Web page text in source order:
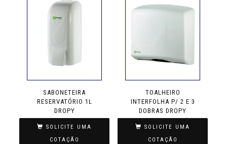
SABONETEIRA
RESERVATÓRIO 1L
DROPY
SOLICITE UMA
COTAÇÃO
TOALHEIRO
INTERFOLHA P/ 2 E 3
DOBRAS DROPY
SOLICITE UMA
COTAÇÃO